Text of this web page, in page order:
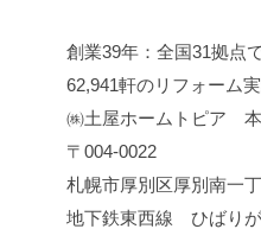
創業39年：全国31拠点
62,941軒のリフォーム
㈱土屋ホームトピア
〒004-0022
札幌市厚別区厚別南一
地下鉄東西線 ひばりが